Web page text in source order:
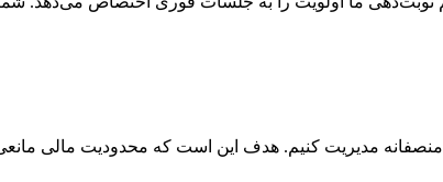
مدیریت کنیم. هدف این است که محدودیت مالی مانعی